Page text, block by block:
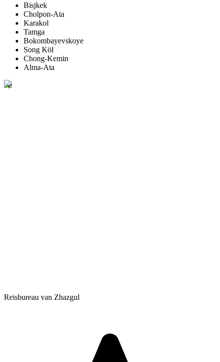
Bisjkek
Cholpon-Ata
Karakol
Tamga
Bokombayevskoye
Song Köl
Chong-Kemin
Alma-Ata
Reisbureau van Zhazgul